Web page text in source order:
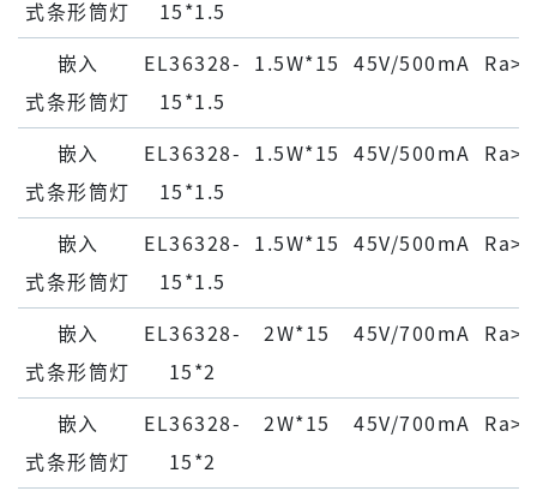
式条形筒灯
15*1.5
嵌⼊
式条形筒灯
EL36328-
15*1.5
1.5W*15 45V/500mA
嵌⼊
式条形筒灯
EL36328-
15*1.5
1.5W*15 45V/500mA
嵌⼊
式条形筒灯
EL36328-
15*1.5
1.5W*15 45V/500mA
嵌⼊
式条形筒灯
EL36328-
15*2
2W*15 45V/700mA
嵌⼊
式条形筒灯
EL36328-
15*2
2W*15 45V/700mA